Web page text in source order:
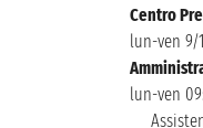
Centro
lun-ven 9/
lun-ven